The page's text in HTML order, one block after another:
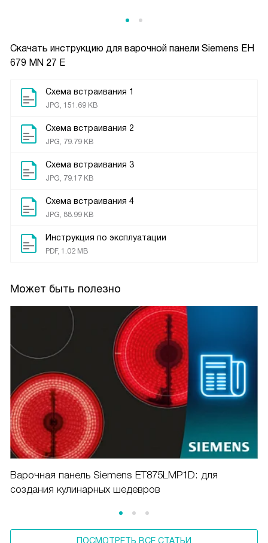
Скачать инструкцию для варочной панели Siemens EH
679 MN 27 E
Схема встраивания 1
JPG, 151.69 KB
Схема встраивания 2
JPG, 79.79 KB
Схема встраивания 3
JPG, 79.17 KB
Схема встраивания 4
JPG, 88.99 KB
Инструкция по эксплуатации
PDF, 1.02 MB
Может быть полезно
Варочная панель Siemens ET875LMP1D: для
создания кулинарных шедевров
ПОСМОТРЕТЬ ВСЕ СТАТЬИ